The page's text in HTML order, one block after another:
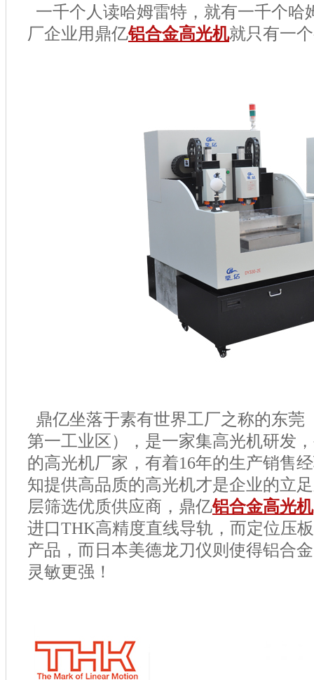
一千个人读哈姆雷特，就有一千个哈
厂企业用鼎亿铝合金高光机就只有一
鼎亿坐落于素有世界工厂之称的东莞
第一工业区），是一家集高光机研发
的高光机厂家，有着16年的生产销售
知提供高品质的高光机才是企业的立
层筛选优质供应商，鼎亿铝合金高光机
进口 THK高精度直线导轨，而定位压
产品，而日本美德龙刀仪则使得铝合
灵敏更强！